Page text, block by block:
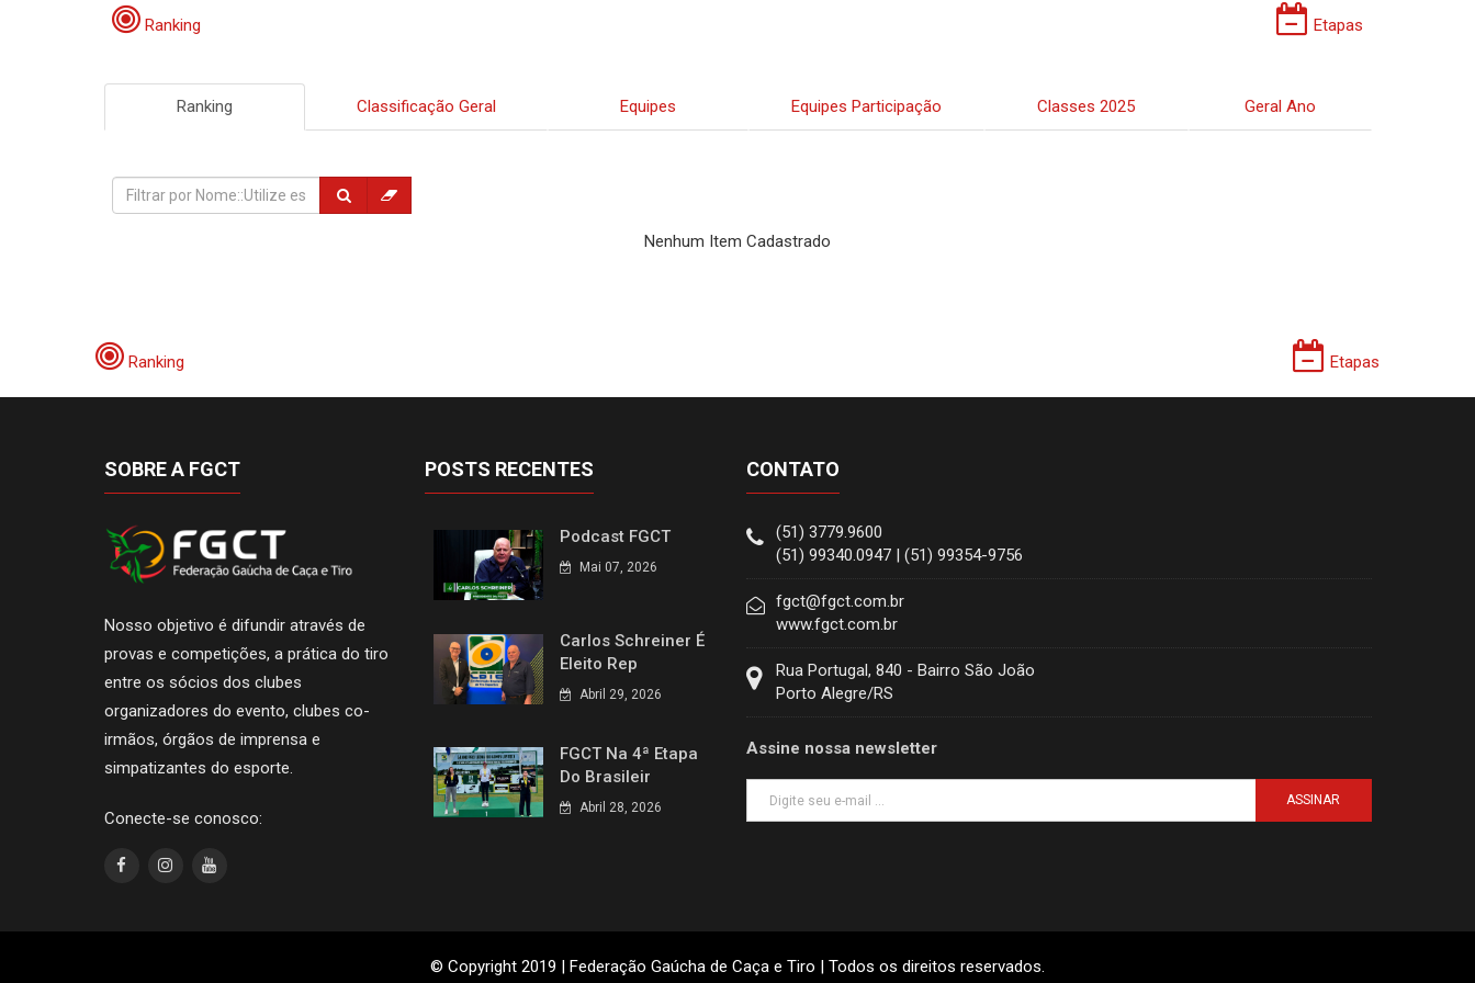
Ranking Etapas
Ranking Classificação Geral Equipes Equipes Participação Classes 2025 Geral Ano
Nenhum Item Cadastrado
Ranking Etapas
SOBRE A FGCT
Nosso objetivo é difundir através de
provas e competições, a prática do tiro
entre os sócios dos clubes
organizadores do evento, clubes co-
irmãos, órgãos de imprensa e
simpatizantes do esporte.
Conecte-se conosco:
POSTS RECENTES
Podcast FGCT
Mai 07, 2026
Carlos Schreiner É
Eleito Rep
Abril 29, 2026
FGCT Na 4ª Etapa
Do Brasileir
Abril 28, 2026
CONTATO
(51) 3779.9600
(51) 99340.0947 | (51) 99354-9756
fgct@fgct.com.br
www.fgct.com.br
Rua Portugal, 840 - Bairro São João
Porto Alegre/RS
Assine nossa newsletter
ASSINAR
© Copyright 2019 | Federação Gaúcha de Caça e Tiro | Todos os direitos reservados.